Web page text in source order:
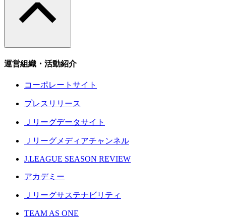
運営組織・活動紹介
コーポレートサイト
プレスリリース
Ｊリーグデータサイト
Ｊリーグメディアチャンネル
J.LEAGUE SEASON REVIEW
アカデミー
Ｊリーグサステナビリティ
TEAM AS ONE